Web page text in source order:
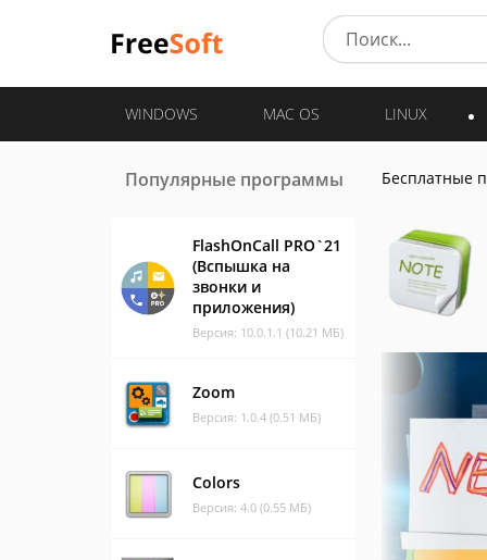
WINDOWS MAC OS LINUX
Популярные программы
FlashOnCall PRO`21
(Вспышка на
звонки и
приложения)
Версия: 10.0.1.1 (10.21 МБ)
Zoom
Версия: 1.0.4 (0.51 МБ)
Colors
Версия: 4.0 (0.55 МБ)
Бесплатные